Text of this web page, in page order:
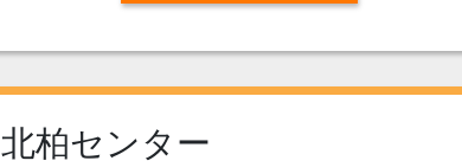
北柏センター